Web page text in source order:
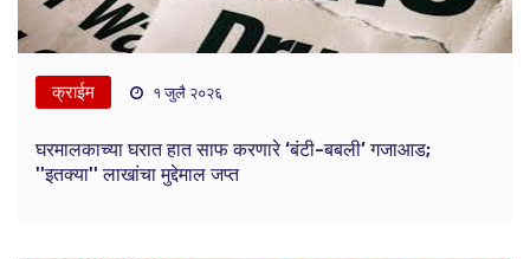
क्राईम १ जुलै २०२६
घरमालकाच्या घरात हात साफ करणारे ‘बंटी-बबली’ गजाआड;
''इतक्या'' लाखांचा मुद्देमाल जप्त